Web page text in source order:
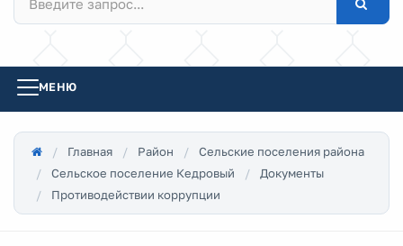
МЕНЮ
Главная Район
Сельские поселения района
Сельское поселение Кедровый
Документы
Противодействии коррупции